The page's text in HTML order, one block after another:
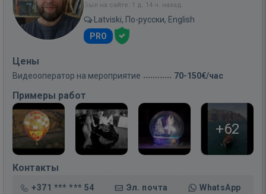
Был на сайте: 1 д. 14 ч. назад
Latviski, По-русски, English
PRO
Цены
Видеооператор на мероприятие 70-150€/час
Примеры работ
+62
Контакты
+371 *** *** 54 Эл. почта WhatsApp